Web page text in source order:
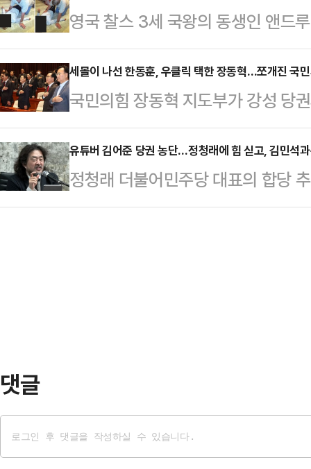
식 현물납부 허용, 주식평가 장기화
화하면서도 기업…
페이스북에 "대통령은 사인(私人)
절차에 따라 말과 글이 철저히 기록
령기록물법에서도 대통령의 직무
산과 폐기 과정에 엄격한 제한을
대통령은 공무와 직결된…
영국 찰스 3세 국왕의 동생인 앤드
손을 대고 있는 사진이 공개돼 파
무부가 지난달 30일(현지시간) 추
왕자가 실내 바닥에 누워있는 한 여
진에서 앤드루는 바닥에 누워있는
다. 또 다른 사진들에서는 누운 여
거나 여성의 옆구리에 손을 올린 채
다.BBC는…
세몰이 나선 한동훈, 우클릭 택한 장동혁…쪼개진 국
국민의힘 장동혁 지도부가 강성 당
환한 가운데, 한동훈 전 대표도 제
도가 보다 선명해지기 시작했다. 제
당 내홍이 선거 국면에서도 부담 요
다.국민의힘은 2일 최고위회의에
유튜버 김어준 당권 농단…정청래에 힘 싣고, 김민석
정청래 더불어민주당 대표의 합당
운데, 특정 성향 유튜버 김어준 씨
댓글